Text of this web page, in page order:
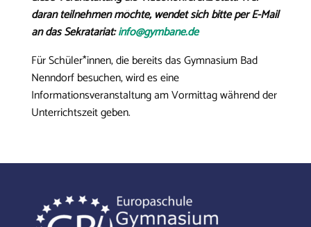
daran teilnehmen möchte, wendet sich bitte per E-Mail
an das Sekratariat:info@gymbane.de
Für Schüler*innen, die bereits das Gymnasium Bad
Nenndorf besuchen, wird es eine
Informationsveranstaltung am Vormittag während der
Unterrichtszeit geben.